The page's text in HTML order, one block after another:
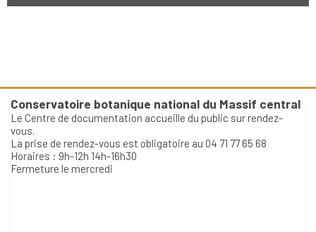
Conservatoire botanique national du Massif central
Le Centre de documentation accueille du public sur rendez-
vous.
La prise de rendez-vous est obligatoire au 04 71 77 65 68
Horaires : 9h-12h 14h-16h30
Fermeture le mercredi